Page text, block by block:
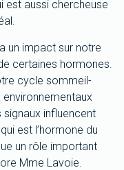
est aussi chercheuse
un impact sur notre
certaines hormones.
cycle sommeil-
signaux influencent
est l’hormone du
un rôle important
Mme Lavoie.